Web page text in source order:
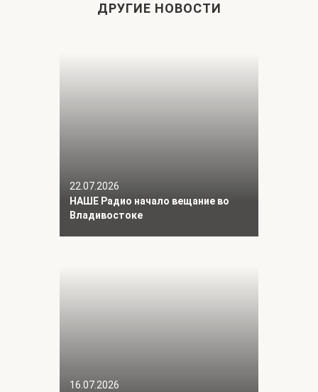
ДРУГИЕ НОВОСТИ
22.07.2026
НАШЕ Радио начало вещание во
Владивостоке
16.07.2026